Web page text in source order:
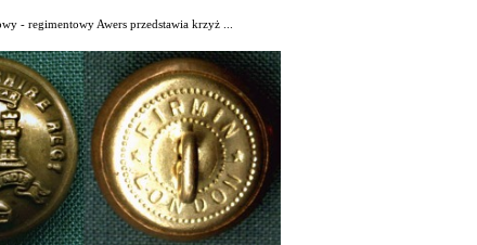
- regimentowy Awers przedstawia krzyż ...